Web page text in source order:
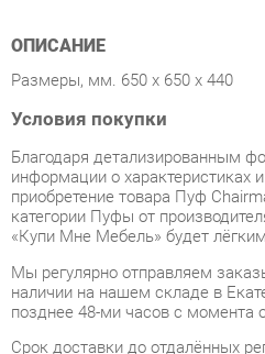
Условия покупки
Благодаря детализированным
информации о характеристиках и
приобретение товара Пуф
категории Пуфы от производителя
«Купи Мне Мебель» будет лёгким
Мы регулярно отправляем
наличии на нашем складе в
позднее 48-ми часов с момента
находящихся на складах
индивидуально. Чтобы узнать
и стоимости доставки,